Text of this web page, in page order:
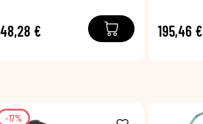
48,28 € 195,46 €
-17%